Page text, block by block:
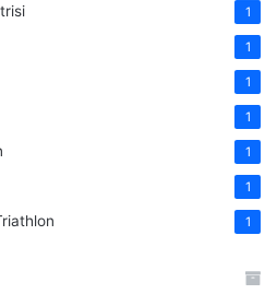
1
1
1
1
1
1
1